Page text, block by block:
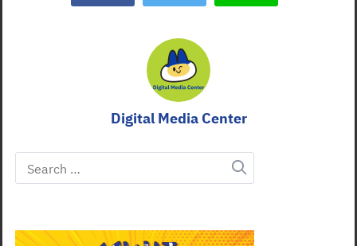
Digital Media Center
Search
for: